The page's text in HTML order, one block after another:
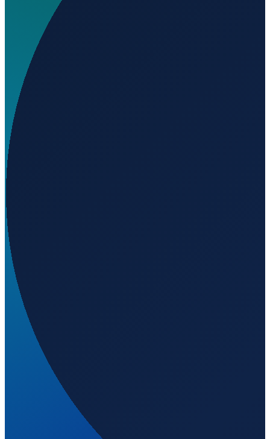
Auf welcher Höhe liegt Aeroclub Capitan Sarmiento?
Wird geladen...
-34.16390
Buenos Aires
Shenzhen